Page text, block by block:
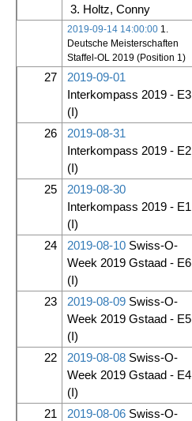
3. Holtz, Conny
2019-09-14 14:00:00 1.
Deutsche Meisterschaften
Staffel-OL 2019 (Position 1)
27
2019-09-01
Interkompass 2019 - E3
(I)
26
2019-08-31
Interkompass 2019 - E2
(I)
25
2019-08-30
Interkompass 2019 - E1
(I)
24 2019-08-10 Swiss-O-
Week 2019 Gstaad - E6
(I)
23 2019-08-09 Swiss-O-
Week 2019 Gstaad - E5
(I)
22 2019-08-08 Swiss-O-
Week 2019 Gstaad - E4
(I)
21 2019-08-06 Swiss-O-